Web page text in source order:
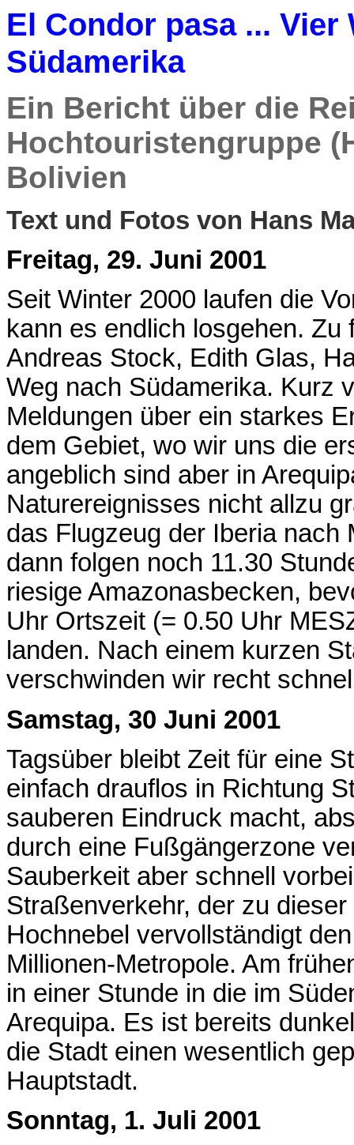
El Condor pasa ...
Südamerika
Ein Bericht über die
Hochtouristengruppe
Bolivien
Text und Fotos von Hans
Freitag, 29. Juni 2001
Seit Winter 2000 laufen die
kann es endlich losgehen.
Andreas Stock, Edith Glas,
Weg nach Südamerika. Kurz
Meldungen über ein starkes
dem Gebiet, wo wir uns die
angeblich sind aber in
Naturereignisses nicht allzu
das Flugzeug der Iberia nach
dann folgen noch 11.30
riesige Amazonasbecken,
Uhr Ortszeit (= 0.50 Uhr
landen. Nach einem kurzen
verschwinden wir recht
Samstag, 30 Juni 2001
Tagsüber bleibt Zeit für eine
einfach drauflos in Richtung
sauberen Eindruck macht,
durch eine Fußgängerzone
Sauberkeit aber schnell
Straßenverkehr, der zu
Hochnebel vervollständigt
Millionen-Metropole. Am
in einer Stunde in die im
Arequipa. Es ist bereits
die Stadt einen wesentlich
Hauptstadt.
Sonntag, 1. Juli 2001